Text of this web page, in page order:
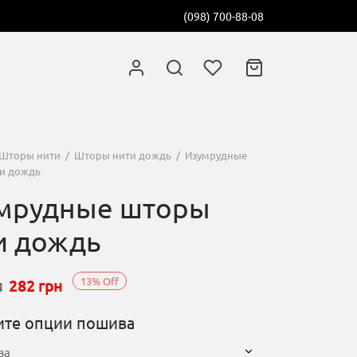
(098) 700-88-08
Шторы нити / Шторы нити дождь / Изумрудные
дождь
шторы
дождь
13%Off
282 грн
опции пошива